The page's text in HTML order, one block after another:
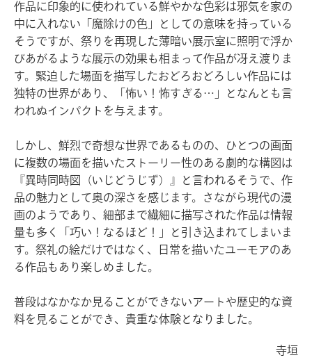
作品に印象的に使われている鮮やかな色彩は邪気を家の
中に入れない「魔除けの色」としての意味を持っている
そうですが、祭りを再現した薄暗い展示室に照明で浮か
びあがるような展示の効果も相まって作品が冴え渡りま
す。緊迫した場面を描写したおどろおどろしい作品には
独特の世界があり、「怖い！怖すぎる…」となんとも言
われぬインパクトを与えます。
しかし、鮮烈で奇想な世界であるものの、ひとつの画面
に複数の場面を描いたストーリー性のある劇的な構図は
『異時同時図（いじどうじず）』と言われるそうで、作
品の魅力として奥の深さを感じます。さながら現代の漫
画のようであり、細部まで繊細に描写された作品は情報
量も多く「巧い！なるほど！」と引き込まれてしまいま
す。祭礼の絵だけではなく、日常を描いたユーモアのあ
る作品もあり楽しめました。
普段はなかなか見ることができないアートや歴史的な資
料を見ることができ、貴重な体験となりました。
寺垣